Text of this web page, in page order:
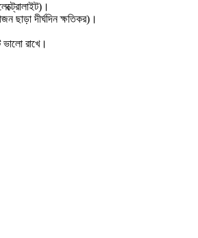
ছাড়া দীর্ঘদিন ক্ষতিকর)।
রাখে।